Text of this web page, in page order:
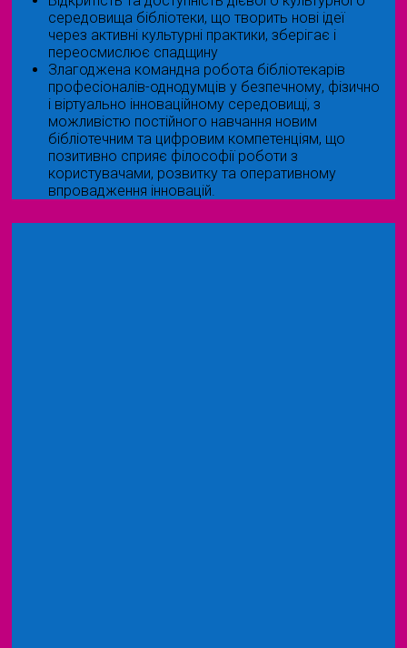
середовища бібліотеки, що творить нові ідеї
через активні культурні практики, зберігає і
переосмислює спадщину
Злагоджена командна робота бібліотекарів
професіоналів-однодумців у безпечному, фізично
і віртуально інноваційному середовищі, з
можливістю постійного навчання новим
бібліотечним та цифровим компетенціям, що
позитивно сприяє філософії роботи з
користувачами, розвитку та оперативному
впровадження інновацій.